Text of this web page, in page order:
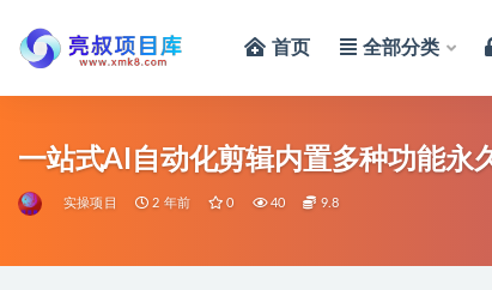
首页 全部分类
一站式AI自动化剪辑内置多种功能永
实操项目 2 年前 0 40 9.8